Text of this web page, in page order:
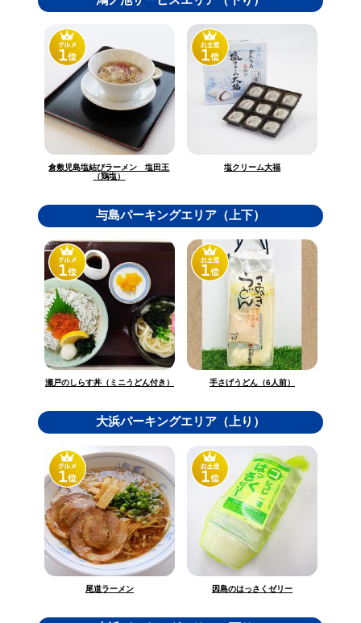
倉敷児島塩結びラーメン 塩田王
（鶏塩）
塩クリーム大福
与島パーキングエリア（上下）
瀬戸のしらす丼（ミニうどん付き） 手さげうどん（6人前）
大浜パーキングエリア（上り）
尾道ラーメン 因島のはっさくゼリー